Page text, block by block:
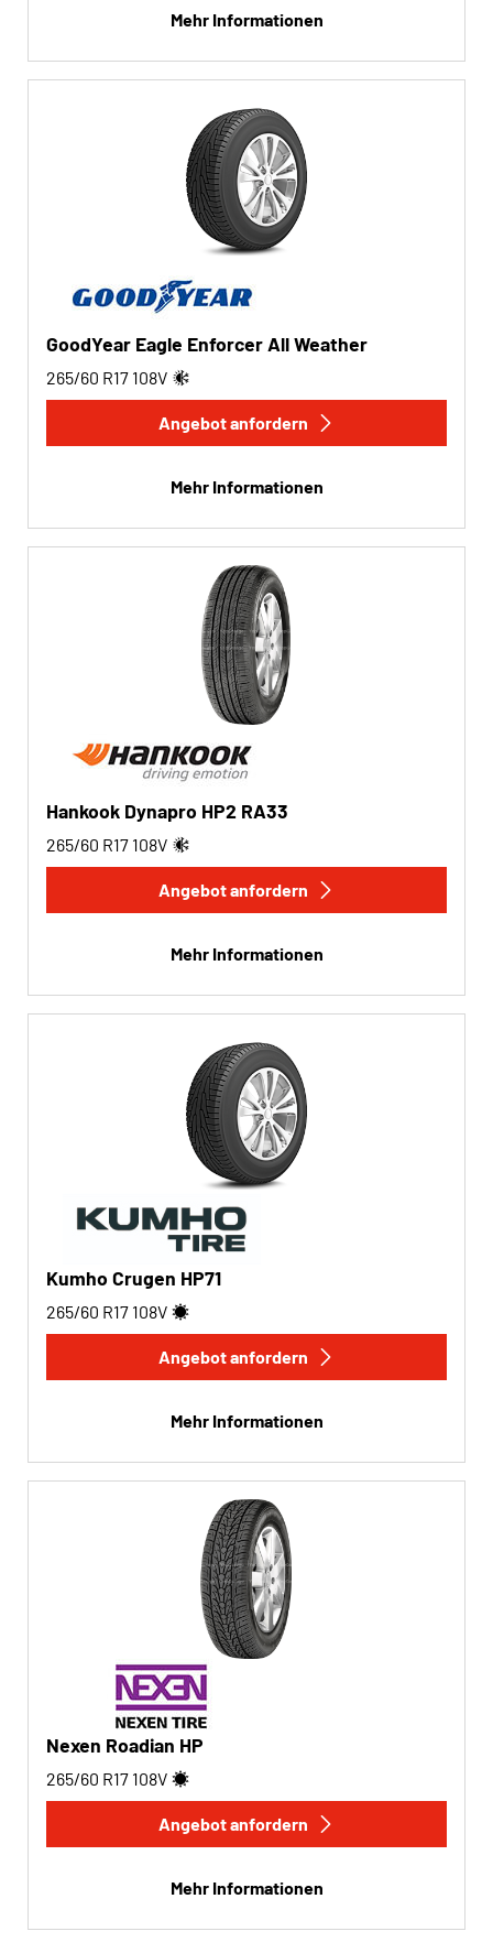
Mehr Informationen
GoodYear Eagle Enforcer All Weather
265/60 R17 108V
Angebot anfordern
Mehr Informationen
Hankook Dynapro HP2 RA33
265/60 R17 108V
Angebot anfordern
Mehr Informationen
Kumho Crugen HP71
265/60 R17 108V
Angebot anfordern
Mehr Informationen
Nexen Roadian HP
265/60 R17 108V
Angebot anfordern
Mehr Informationen